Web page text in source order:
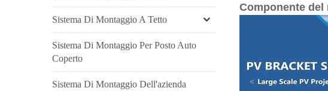
Componente
Sistema Di Montaggio A Tetto
Sistema Di Montaggio Per Posto Auto
Coperto
Sistema Di Montaggio Dell'azienda